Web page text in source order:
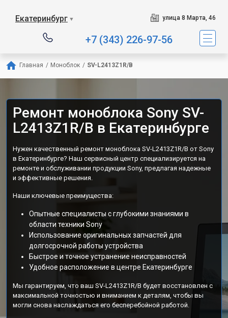
Екатеринбург ▼ улица 8 Марта, 46
+7 (343) 226-97-56
Главная / Моноблок / SV-L2413Z1R/B
Ремонт моноблока Sony SV-
L2413Z1R/B в Екатеринбурге
Нужен качественный ремонт моноблока SV-L2413Z1R/B от Sony
в Екатеринбурге? Наш сервисный центр специализируется на
ремонте и обслуживании продукции Sony, предлагая надежные
и эффективные решения.
Наши ключевые преимущества:
Опытные специалисты с глубокими знаниями в
области техники Sony
Использование оригинальных запчастей для
долгосрочной работы устройства
Быстрое и точное устранение неисправностей
Удобное расположение в центре Екатеринбурге
Мы гарантируем, что ваш SV-L2413Z1R/B будет восстановлен с
максимальной точностью и вниманием к деталям, чтобы вы
могли снова наслаждаться его бесперебойной работой.